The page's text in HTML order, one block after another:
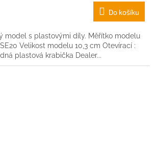
Do košíku
model s plastovými díly. Měřítko modelu
Velikost modelu 10,3 cm Otevírací :
plastová krabička Dealer...